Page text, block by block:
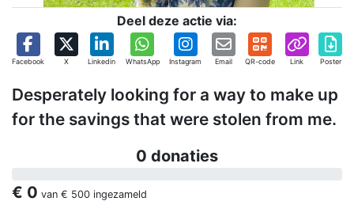
Deel deze actie via:
Facebook X Linkedin WhatsApp Instagram Email QR-code Link Poster
Desperately looking for a way to make up
for the savings that were stolen from me.
0 donaties
€ 0 van € 500 ingezameld